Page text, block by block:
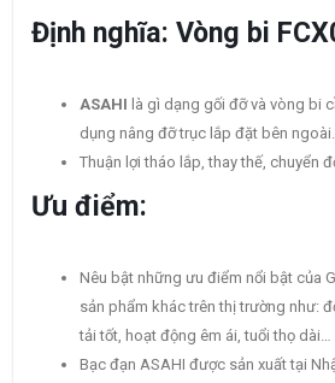
Định nghĩa: Vòng bi
ASAHI là gì dạng gối đỡ và vòng bi
dụng nâng đỡ trục lắp đặt bên ngoài.
Thuận lợi tháo lắp, thay thế, chuyển
Ưu điểm:
Nêu bật những ưu điểm nổi bật của
sản phẩm khác trên thị trường như:
tải tốt, hoạt động êm ái, tuổi thọ dài…
Bạc đạn ASAHI được sản xuất tại